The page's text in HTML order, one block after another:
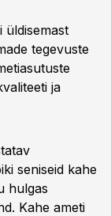
üldisemast
tegevuste
ja
seniseid kahe
hulgas
Kahe ameti